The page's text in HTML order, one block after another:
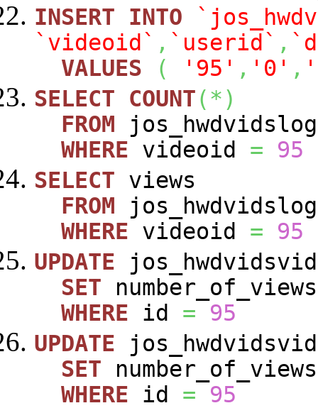
INSERT
INTO
`videoid` , `userid` ,
VALUES
( '95' , '0' ,
SELECT
COUNT(*)
FROM
WHERE videoid =
95
SELECT views
FROM
WHERE videoid =
95
UPDATE
SET
WHERE id =
95
UPDATE
SET
WHERE id =
95